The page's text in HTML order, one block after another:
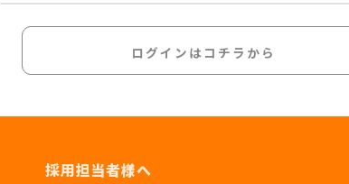
ログインはコチラから
採用担当者様へ